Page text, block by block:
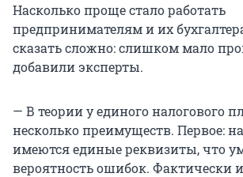
Насколько проще стало работать
предпринимателям и их
сказать сложно: слишком мало
добавили эксперты.
— В теории у единого налогового
несколько преимуществ. Первое:
имеются единые реквизиты, что
вероятность ошибок. Фактически